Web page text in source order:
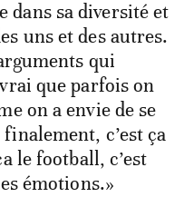
dans sa diversité et
uns et des autres.
qui
que parfois on
on a envie de se
c’est ça
le football, c’est
émotions.»